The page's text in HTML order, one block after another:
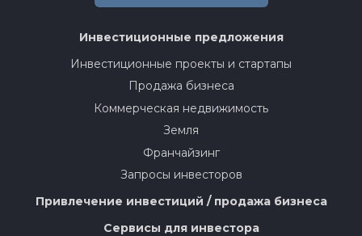
Инвестиционные предложения
Инвестиционные проекты и стартапы
Продажа бизнеса
Коммерческая недвижимость
Земля
Франчайзинг
Запросы инвесторов
Привлечение инвестиций / продажа бизнеса
Сервисы для инвестора